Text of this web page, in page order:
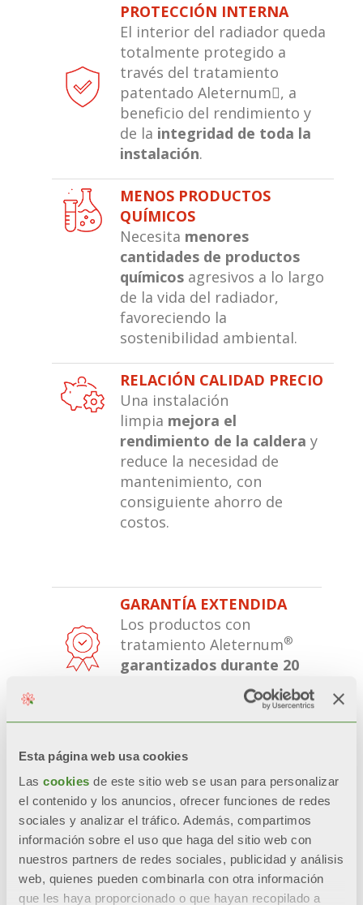
Esta página web usa cookies
Las cookies de este sitio web se usan para personalizar
el contenido y los anuncios, ofrecer funciones de redes
sociales y analizar el tráfico. Además, compartimos
información sobre el uso que haga del sitio web con
nuestros partners de redes sociales, publicidad y análisis
web, quienes pueden combinarla con otra información
que les haya proporcionado o que hayan recopilado a
PROTECCIÓN INTERNA
El interior del radiador queda
totalmente protegido a
través del tratamiento
patentado Aleternum, a
beneficio del rendimiento y
de la integridad de toda la
instalación.
MENOS PRODUCTOS
QUÍMICOS
Necesita menores
cantidades de productos
químicos agresivos a lo largo
de la vida del radiador,
favoreciendo la
sostenibilidad ambiental.
RELACIÓN CALIDAD PRECIO
Una instalación
limpia mejora el
rendimiento de la caldera y
reduce la necesidad de
mantenimiento, con
consiguiente ahorro de
costos.
GARANTÍA EXTENDIDA
Los productos con
tratamiento Aleternum®
garantizados durante 20
ESTÉTICA INALTERABLE
Estética, brillo y color se
tiempogracias a pre-
tratamientos y a la doble
pintura por anaforesi y
polvos.
RESISTENCIA CERTIFICADA